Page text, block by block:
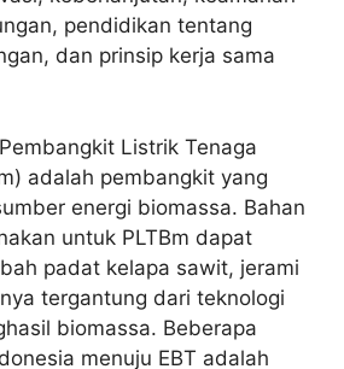
pendidikan tentang
dan prinsip kerja sama
Listrik Tenaga
adalah pembangkit yang
energi biomassa. Bahan
untuk PLTBm dapat
padat kelapa sawit, jerami
tergantung dari teknologi
biomassa. Beberapa
menuju EBT adalah